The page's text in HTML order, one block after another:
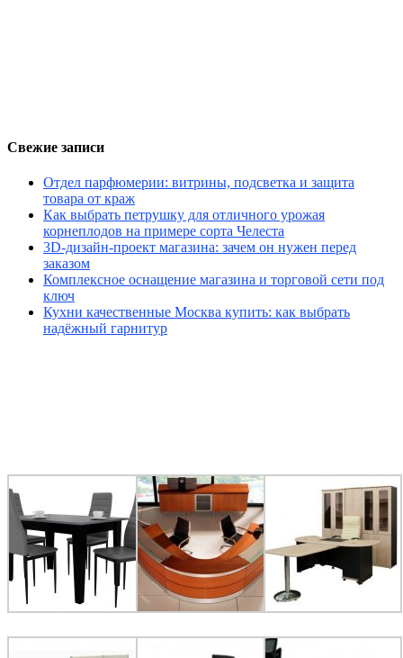
Свежие записи
Отдел парфюмерии: витрины, подсветка и защита
товара от краж
Как выбрать петрушку для отличного урожая
корнеплодов на примере сорта Челеста
3D-дизайн-проект магазина: зачем он нужен перед
заказом
Комплексное оснащение магазина и торговой сети под
ключ
Кухни качественные Москва купить: как выбрать
надёжный гарнитур